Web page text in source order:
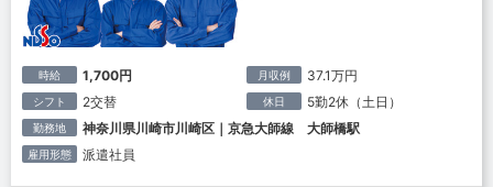
時給 1,700円 月収例 37.1万円
シフト 2交替 休日 5勤2休（土日）
勤務地 神奈川県川崎市川崎区｜京急大師線 大師橋駅
雇用形態 派遣社員